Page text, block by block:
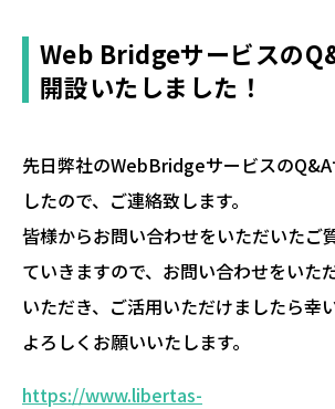
Web Bridgeサービスの
開設いたしました！
先日弊社のWebBridgeサービスの
したので、ご連絡致します。
皆様からお問い合わせをいただいたご
ていきますので、お問い合わせをいた
いただき、ご活用いただけましたら幸い
よろしくお願いいたします。
https://www.libertas-